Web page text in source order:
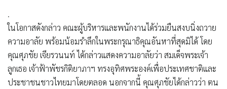
.
ในโอกาสดังกล่าว คณะผู้บริหารและพนักงานได้ร่วมยืนสงบนิ่งถวาย
ความอาลัย พร้อมน้อมรำลึกในพระกรุณาธิคุณอันหาที่สุดมิได้ โดย
คุณศุภชัย เจียรวนนท์ ได้กล่าวแสดงความอาลัยว่า สมเด็จพระเจ้า
ลูกเธอ เจ้าฟ้าพัชรกิติยาภาฯ ทรงอุทิศพระองค์เพื่อประเทศชาติและ
ประชาชนชาวไทยมาโดยตลอด นอกจากนี้ คุณศุภชัยได้กล่าวว่า ตน